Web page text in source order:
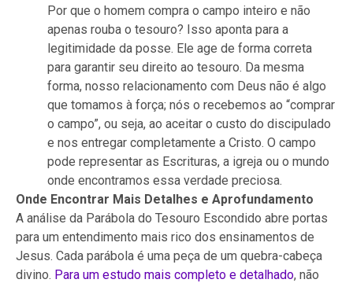
Por que o homem compra o campo inteiro e não
apenas rouba o tesouro? Isso aponta para a
legitimidade da posse. Ele age de forma correta
para garantir seu direito ao tesouro. Da mesma
forma, nosso relacionamento com Deus não é algo
que tomamos à força; nós o recebemos ao “comprar
o campo”, ou seja, ao aceitar o custo do discipulado
e nos entregar completamente a Cristo. O campo
pode representar as Escrituras, a igreja ou o mundo
onde encontramos essa verdade preciosa.
Onde Encontrar Mais Detalhes e Aprofundamento
A análise da Parábola do Tesouro Escondido abre portas
para um entendimento mais rico dos ensinamentos de
Jesus. Cada parábola é uma peça de um quebra-cabeça
divino. Para um estudo mais completo e detalhado, não